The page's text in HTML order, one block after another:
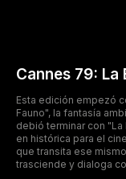
Cannes 79: La
Esta edición empezó
Fauno", la fantasía
debió terminar con
en histórica para el
que transita ese
trasciende y dialoga